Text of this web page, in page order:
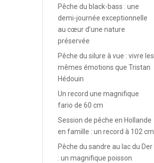
Pêche du black-bass : une
demi-journée exceptionnelle
au cœur d’une nature
préservée
Pêche du silure à vue : vivre les
mêmes émotions que Tristan
Hédouin
Un record une magnifique
fario de 60 cm
Session de pêche en Hollande
en famille : un record à 102 cm
Pêche du sandre au lac du Der
: un magnifique poisson